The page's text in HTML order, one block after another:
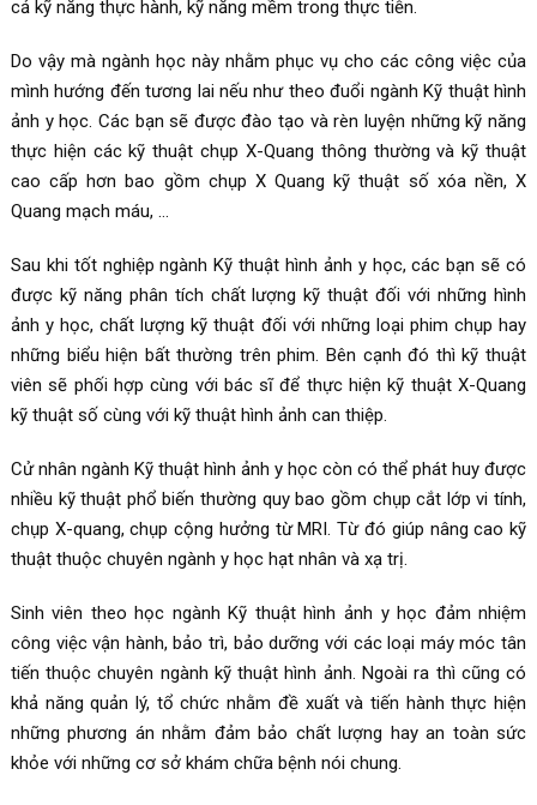
cả kỹ năng thực hành, kỹ năng mềm trong thực tiễn.
Do vậy mà ngành học này nhằm phục vụ cho các công việc của
mình hướng đến tương lai nếu như theo đuổi ngành Kỹ thuật hình
ảnh y học. Các bạn sẽ được đào tạo và rèn luyện những kỹ năng
thực hiện các kỹ thuật chụp X-Quang thông thường và kỹ thuật
cao cấp hơn bao gồm chụp X Quang kỹ thuật số xóa nền, X
Quang mạch máu, …
Sau khi tốt nghiệp ngành Kỹ thuật hình ảnh y học, các bạn sẽ có
được kỹ năng phân tích chất lượng kỹ thuật đối với những hình
ảnh y học, chất lượng kỹ thuật đối với những loại phim chụp hay
những biểu hiện bất thường trên phim. Bên cạnh đó thì kỹ thuật
viên sẽ phối hợp cùng với bác sĩ để thực hiện kỹ thuật X-Quang
kỹ thuật số cùng với kỹ thuật hình ảnh can thiệp.
Cử nhân ngành Kỹ thuật hình ảnh y học còn có thể phát huy được
nhiều kỹ thuật phổ biến thường quy bao gồm chụp cắt lớp vi tính,
chụp X-quang, chụp cộng hưởng từ MRI. Từ đó giúp nâng cao kỹ
thuật thuộc chuyên ngành y học hạt nhân và xạ trị.
Sinh viên theo học ngành Kỹ thuật hình ảnh y học đảm nhiệm
công việc vận hành, bảo trì, bảo dưỡng với các loại máy móc tân
tiến thuộc chuyên ngành kỹ thuật hình ảnh. Ngoài ra thì cũng có
khả năng quản lý, tổ chức nhằm đề xuất và tiến hành thực hiện
những phương án nhằm đảm bảo chất lượng hay an toàn sức
khỏe với những cơ sở khám chữa bệnh nói chung.